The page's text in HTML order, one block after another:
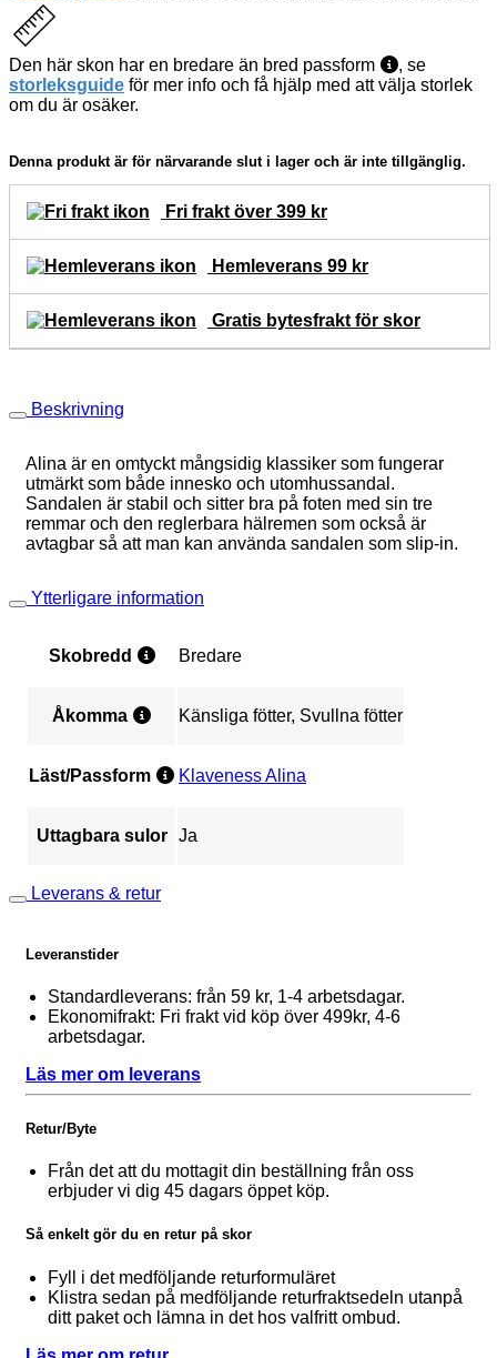
Den här skon har en bredare än bred passform
, se
storleksguide för mer info och få hjälp med att välja storlek
om du är osäker.
Denna produkt är för närvarande slut i lager och är inte tillgänglig.
Fri frakt över 399 kr
Hemleverans 99 kr
Gratis bytesfrakt för skor
Beskrivning
Alina är en omtyckt mångsidig klassiker som fungerar
utmärkt som både innesko och utomhussandal.
Sandalen är stabil och sitter bra på foten med sin tre
remmar och den reglerbara hälremen som också är
avtagbar så att man kan använda sandalen som slip-in.
Ytterligare information
Skobredd Bredare
Åkomma Känsliga fötter, Svullna fötter
Läst/Passform Klaveness Alina
Uttagbara sulor Ja
Leverans & retur
Leveranstider
Standardleverans: från 59 kr, 1-4 arbetsdagar.
Ekonomifrakt: Fri frakt vid köp över 499kr, 4-6
arbetsdagar.
Läs mer om leverans
Retur/Byte
Från det att du mottagit din beställning från oss
erbjuder vi dig 45 dagars öppet köp.
Så enkelt gör du en retur på skor
Fyll i det medföljande returformuläret
Klistra sedan på medföljande returfraktsedeln utanpå
ditt paket och lämna in det hos valfritt ombud.